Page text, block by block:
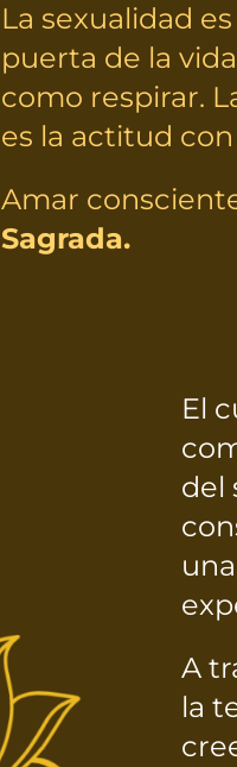
La sexualidad
puerta de la
como respirar.
es la actitud
Amar
Sagrada.
El
del
A
la